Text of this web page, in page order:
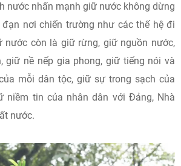
nước nhấn mạnh giữ nước không dừng
nơi chiến trường như các thế hệ đi
nước còn là giữ rừng, giữ nguồn nước,
giữ nề nếp gia phong, giữ tiếng nói và
mỗi dân tộc, giữ sự trong sạch của
niềm tin của nhân dân với Đảng, Nhà
nước.